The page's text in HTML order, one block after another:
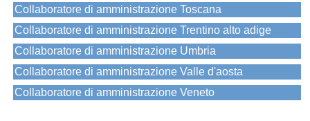
Collaboratore di amministrazione Toscana
Collaboratore di amministrazione Trentino alto adige
Collaboratore di amministrazione Umbria
Collaboratore di amministrazione Valle d'aosta
Collaboratore di amministrazione Veneto